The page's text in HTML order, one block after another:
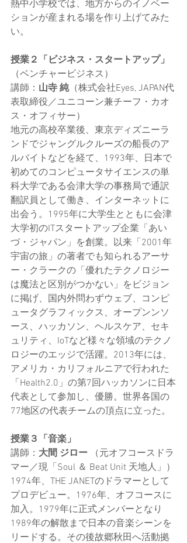
熱中小学校では、地方からのイノベー
ションが産まれる場を作り上げてみた
い。
授業２「ビジネス・スタートアップ」
（ベンチャービジネス）
講師： 山寺 純（株式会社Eyes, JAPAN代
表取締役／ユニコーン兼チーフ・カオ
ス・オフィサー）
地元の高校卒業後、東京ディズニーラ
ンドでジャングルクルーズの船長のア
ルバイトなどを経て、1993年、日本で
初めてのコンピュータサイエンスの単
科大学である会津大学の事務局で通訳
翻訳員として働き、インターネットに
出会う。1995年に大学生とともに会津
大学初のITスタートアップ企業「あい
づ・ジャパン」を創業。以来「2001年
宇宙の旅」の著者でも知られるアーサ
ー・クラークの「優れたテクノロジー
は魔法と区別がつかない」をビジョン
に掲げ、国内外問わずウェブ、コンピ
ュータグラフィックス、オープンンソ
ース、ハッカソン、ヘルスケア、セキ
ュリティ、IoTなど様々な領域のテクノ
ロジーのエッジで活躍。2013年には、
アメリカ・カリフォルニアで行われた
「Health2.0」の第7回ハッカソンに日本
代表として参加し、優勝。世界各国の
77地区の代表チームの頂点に立った。
授業３「音楽」
講師： 大間 ジロー （元オフコースドラ
マー／現「Soul ＆ Beat Unit 天地人」）
1974年、THE JANETのドラマーとして
プロデビュー。1976年、オフコースに
加入。1979年に正式メンバーとなり
1989年の解散まで日本の音楽シーンを
リードする。その後故郷秋田へ活動拠